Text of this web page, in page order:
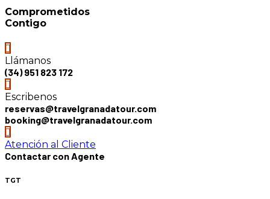
Comprometidos
Contigo
Llámanos
(34) 951 823 172
Escribenos
reservas@travelgranadatour.com
booking@travelgranadatour.com
Atención al Cliente
Contactar con Agente
TGT